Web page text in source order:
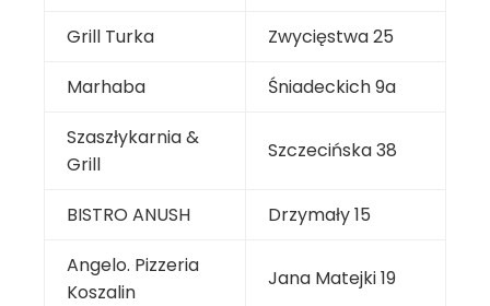
Grill Turka
Zwycięstwa 25
Marhaba
Śniadeckich 9a
Szaszłykarnia &
Grill
Szczecińska 38
BISTRO ANUSH
Drzymały 15
Angelo. Pizzeria
Koszalin
Jana Matejki 19